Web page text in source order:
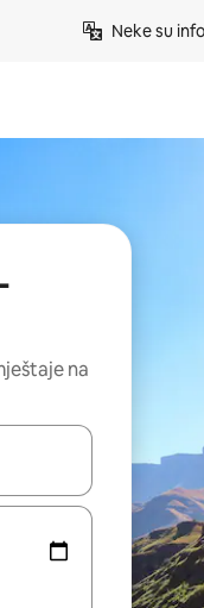
Neke su
na
pregledati koristeći se